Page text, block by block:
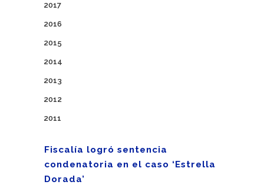
2017
2016
2015
2014
2013
2012
2011
Fiscalía logró sentencia
condenatoria en el caso ‘Estrella
Dorada’